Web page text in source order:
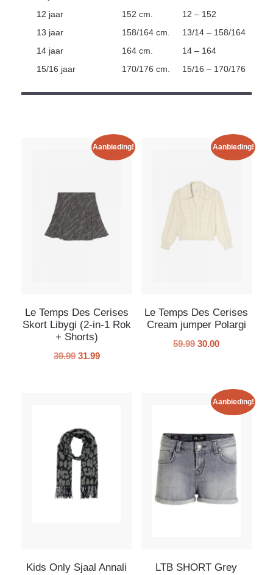
12 jaar
152 cm.
12 – 152
13 jaar
158/164 cm.
13/14 – 158/164
14 jaar
164 cm.
14 – 164
15/16 jaar
170/176 cm. 15/16 – 170/176
Aanbieding!
Le Temps Des Cerises
Skort Libygi (2-in-1 Rok
+ Shorts)
39.99 31.99
Aanbieding!
Le Temps Des Cerises
Cream jumper Polargi
59.99 30.00
Kids Only Sjaal Annali
Aanbieding!
LTB SHORT Grey